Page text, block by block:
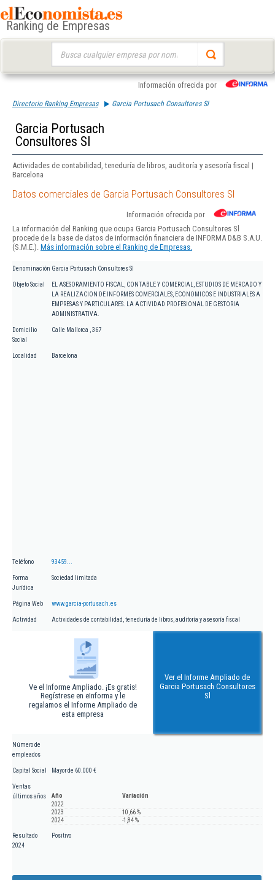
Ranking de Empresas
Información ofrecida por
Directorio Ranking Empresas Garcia Portusach Consultores Sl
Garcia Portusach
Consultores Sl
Actividades de contabilidad, teneduría de libros, auditoría y asesoría fiscal |
Barcelona
Datos comerciales de Garcia Portusach Consultores Sl
Información ofrecida por
La información del Ranking que ocupa Garcia Portusach Consultores Sl
procede de la base de datos de información financiera de INFORMA D&B S.A.U.
(S.M.E.). Más información sobre el Ranking de Empresas.
Denominación Garcia Portusach Consultores Sl
Objeto Social
EL ASESORAMIENTO FISCAL, CONTABLE Y COMERCIAL, ESTUDIOS DE MERCADO Y
LA REALIZACION DE INFORMES COMERCIALES, ECONOMICOS E INDUSTRIALES A
EMPRESAS Y PARTICULARES. LA ACTIVIDAD PROFESIONAL DE GESTORIA
ADMINISTRATIVA.
Domicilio
Social
Calle Mallorca , 367
Localidad Barcelona
Teléfono 93459...
Forma
Jurídica
Sociedad limitada
Página Web www.garcia-portusach.es
Actividad Actividades de contabilidad, teneduría de libros, auditoría y asesoría fiscal
Ve el Informe Ampliado. ¡Es gratis!
Regístrese en eInforma y le
regalamos el Informe Ampliado de
esta empresa
Ver el Informe Ampliado de
Garcia Portusach Consultores
Sl
Número de
empleados
Capital Social Mayor de 60.000 €
Ventas
últimos años
Año
Variación
2022
2023
10,66 %
2024
-1,84 %
Resultado
2024
Positivo